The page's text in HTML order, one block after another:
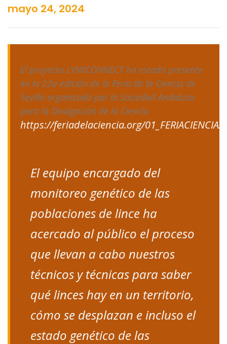
mayo 24, 2024
El proyecto LYNXCONNECT ha estado presente
en la 22a edición de la Feria de la Ciencia de
Sevilla organizada por la Sociedad Andaluza
para la Divulgación de la Ciencia
https://feriadelaciencia.org/01_FERIACIENCIA/
El equipo encargado del
monitoreo genético de las
poblaciones de lince ha
acercado al público el proceso
que llevan a cabo nuestros
técnicos y técnicas para saber
qué linces hay en un territorio,
cómo se desplazan e incluso el
estado genético de las